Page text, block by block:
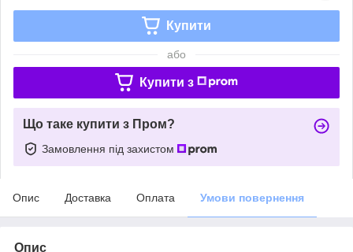
Купити
або
Купити з
Що таке купити з Пром?
Замовлення під захистом
Опис Доставка Оплата Умови повернення
Опис